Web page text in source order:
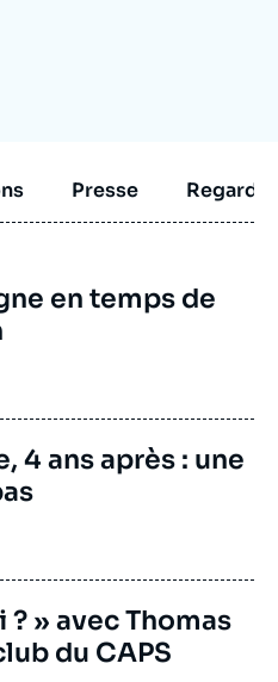
Presse
en temps de
4 ans après : une
» avec Thomas
du CAPS